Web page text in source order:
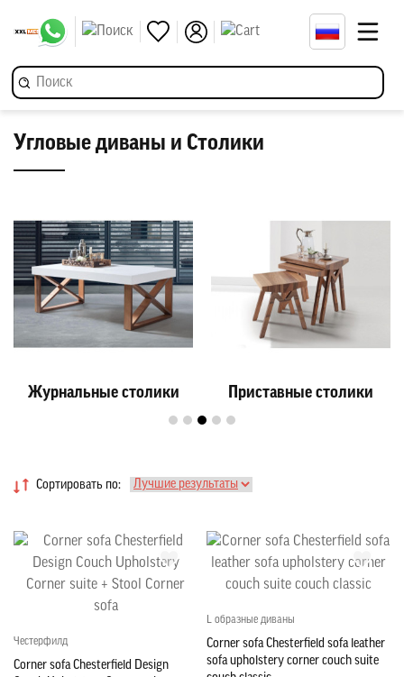
Угловые диваны и Столики
Журнальные столики Приставные столики
Сортировать по:
Честерфилд
Corner sofa Chesterfield Design
L образные диваны
Corner sofa Chesterfield sofa leather
sofa upholstery corner couch suite